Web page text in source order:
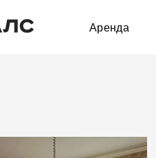
Аренда